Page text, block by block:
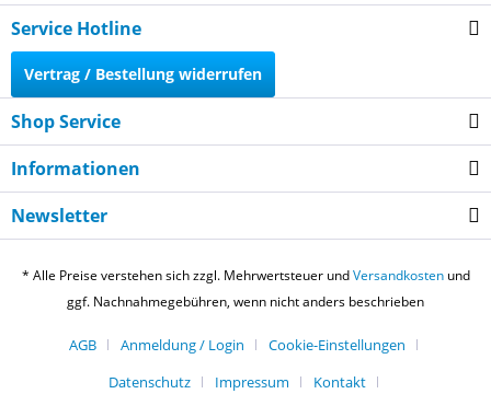
Service Hotline
Vertrag / Bestellung widerrufen
Shop Service
Informationen
Newsletter
* Alle Preise verstehen sich zzgl. Mehrwertsteuer undVersandkostenund
ggf. Nachnahmegebühren, wenn nicht anders beschrieben
AGB Anmeldung / Login
Cookie-Einstellungen
Datenschutz
Impressum
Kontakt